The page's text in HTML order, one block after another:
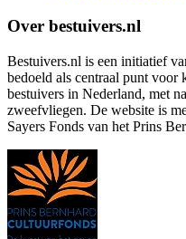
Over bestuivers.nl
Bestuivers.nl is een initiatief
bedoeld als centraal punt
bestuivers in Nederland, met
zweefvliegen. De website is
Sayers Fonds van het Prins